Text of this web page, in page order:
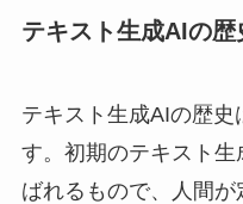
テキスト生成AIの歴
テキスト生成AIの歴史
す。初期のテキスト
ばれるもので、人間